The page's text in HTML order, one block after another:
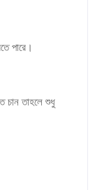
পারে।
চান তাহলে শুধু